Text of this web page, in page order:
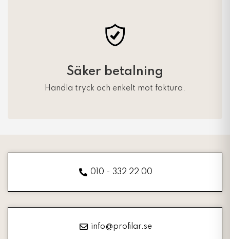
Säker betalning
Handla tryck och enkelt mot faktura.
010 - 332 22 00
info@profilar.se